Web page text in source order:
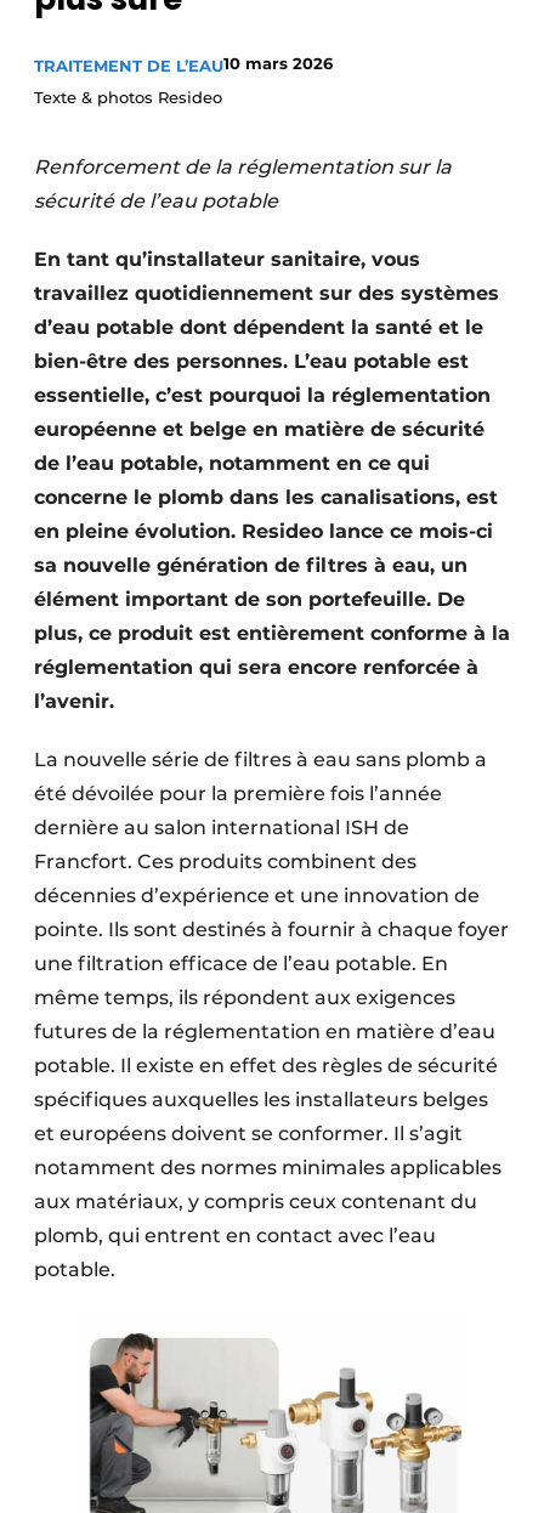
S’inscrire
Termes et conditions
TRAITEMENT DE L’EAU10 mars 2026
Texte & photos Resideo
Renforcement de la réglementation sur la
sécurité de l’eau potable
En tant qu’installateur sanitaire, vous
travaillez quotidiennement sur des systèmes
d’eau potable dont dépendent la santé et le
bien-être des personnes. L’eau potable est
essentielle, c’est pourquoi la réglementation
européenne et belge en matière de sécurité
de l’eau potable, notamment en ce qui
concerne le plomb dans les canalisations, est
en pleine évolution. Resideo lance ce mois-ci
sa nouvelle génération de filtres à eau, un
élément important de son portefeuille. De
plus, ce produit est entièrement conforme à la
réglementation qui sera encore renforcée à
l’avenir.
La nouvelle série de filtres à eau sans plomb a
été dévoilée pour la première fois l’année
dernière au salon international ISH de
Francfort. Ces produits combinent des
décennies d’expérience et une innovation de
pointe. Ils sont destinés à fournir à chaque foyer
une filtration efficace de l’eau potable. En
même temps, ils répondent aux exigences
futures de la réglementation en matière d’eau
potable. Il existe en effet des règles de sécurité
spécifiques auxquelles les installateurs belges
et européens doivent se conformer. Il s’agit
notamment des normes minimales applicables
aux matériaux, y compris ceux contenant du
plomb, qui entrent en contact avec l’eau
potable.